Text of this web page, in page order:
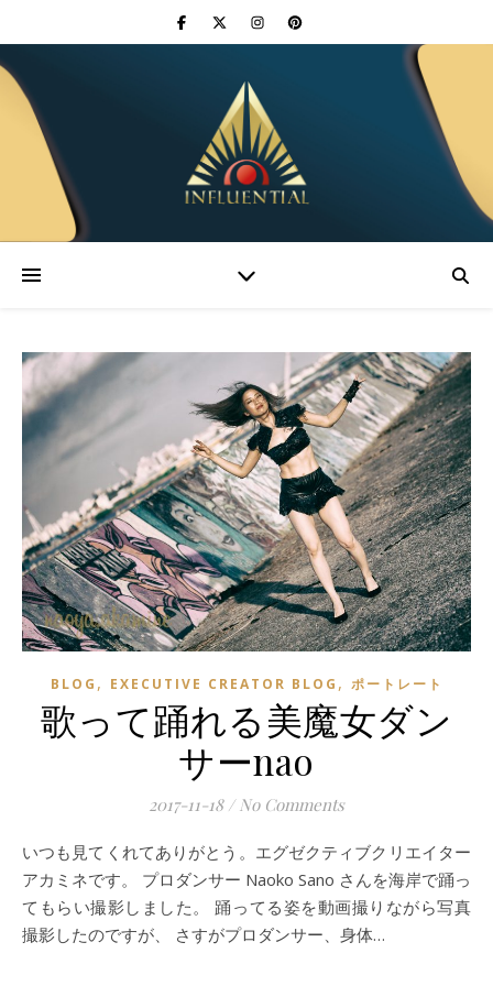
BLOG , EXECUTIVE CREATOR BLOG , ポートレート
歌って踊れる美魔女ダン
サーnao
2017-11-18 / No Comments
いつも見てくれてありがとう。エグゼクティブクリエイター
アカミネです。 プロダンサー Naoko Sano さんを海岸で踊っ
てもらい撮影しました。 踊ってる姿を動画撮りながら写真
撮影したのですが、 さすがプロダンサー、身体…